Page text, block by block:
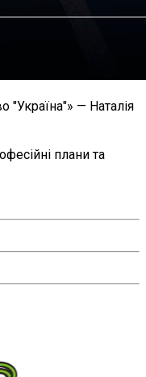
"Україна"» — Наталія
плани та